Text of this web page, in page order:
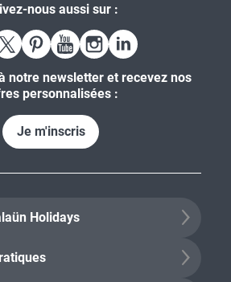
nous aussi sur :
notre newsletter et recevez nos
personnalisées :
Je m'inscris
Holidays